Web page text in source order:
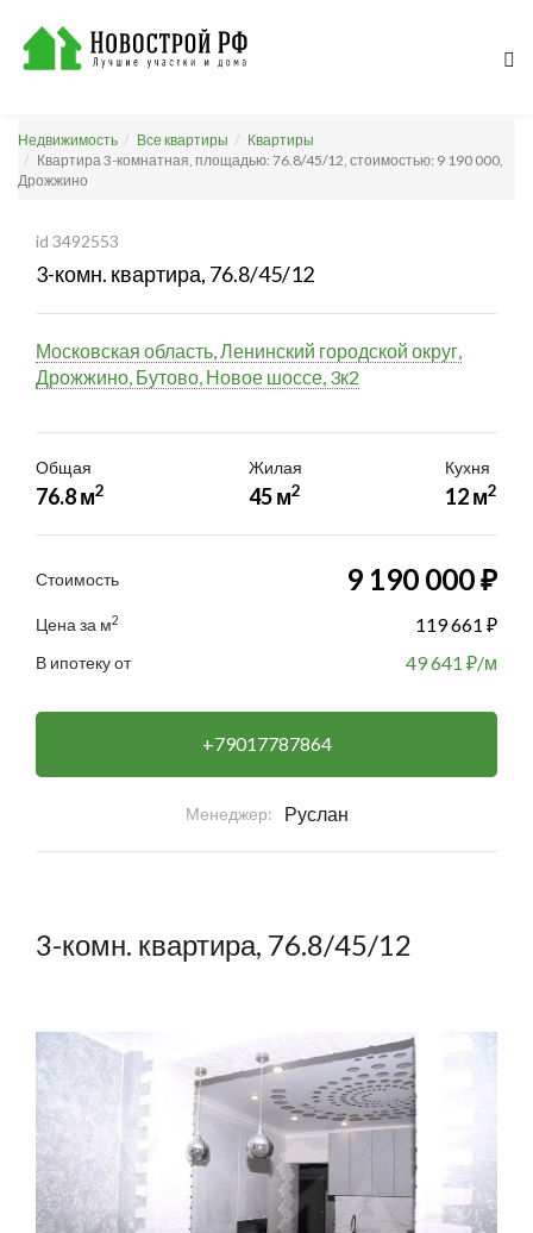
Недвижимость Все квартиры
Квартиры
Квартира 3-комнатная, площадью: 76.8/45/12, стоимостью: 9 190 000,
Дрожжино
3-комн. квартира, 76.8/45/12
id 3492553
3-комн. квартира, 76.8/45/12
Московская область, Ленинский городской округ,
Дрожжино, Бутово, Новое шоссе, 3к2
Общая
76.8 м2
Жилая
45 м2
Кухня
12 м2
Стоимость 9 190 000 ₽
Цена за м2 119 661 ₽
В ипотеку от 49 641 ₽/м
+79017787864
Менеджер: Руслан